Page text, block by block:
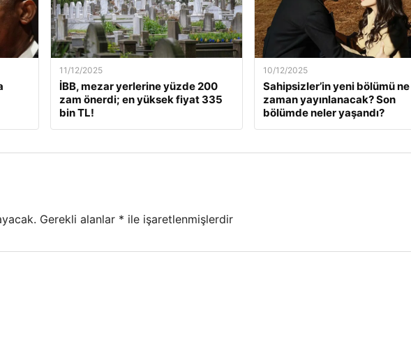
11/12/2025
İBB, mezar yerlerine yüzde 200
zam önerdi; en yüksek fiyat 335
bin TL!
10/12/2025
Sahipsizler’in yeni bölümü ne
zaman yayınlanacak? Son
bölümde neler yaşandı?
Gerekli alanlar * ile işaretlenmişlerdir